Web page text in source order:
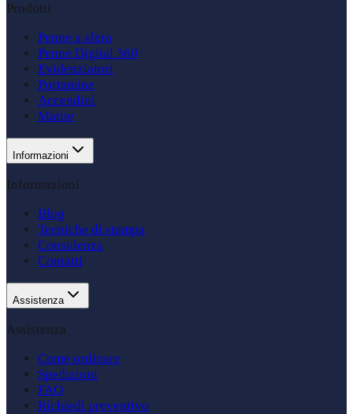
Prodotti
Penne a sfera
Penne Digital 360
Evidenziatori
Portamine
Accendini
Matite
Informazioni
Informazioni
Blog
Tecniche di stampa
Consulenza
Contatti
Assistenza
Assistenza
Come ordinare
Spedizioni
FAQ
Richiedi preventivo